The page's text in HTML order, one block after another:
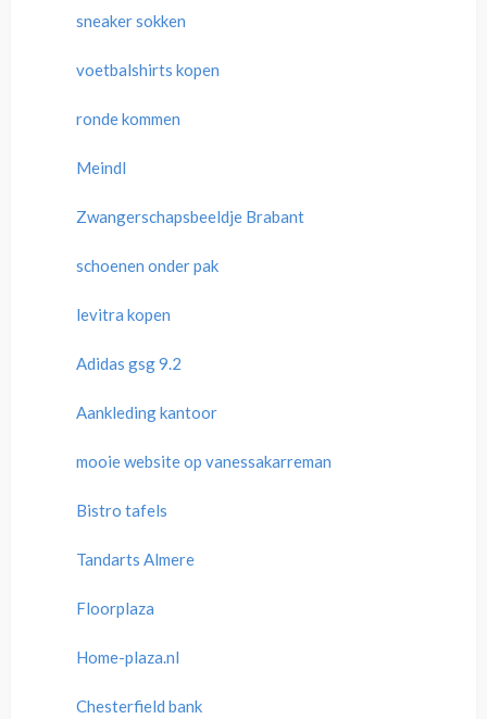
sneaker sokken
voetbalshirts kopen
ronde kommen
Meindl
Zwangerschapsbeeldje Brabant
schoenen onder pak
levitra kopen
Adidas gsg 9.2
Aankleding kantoor
mooie website op vanessakarreman
Bistro tafels
Tandarts Almere
Floorplaza
Home-plaza.nl
Chesterfield bank